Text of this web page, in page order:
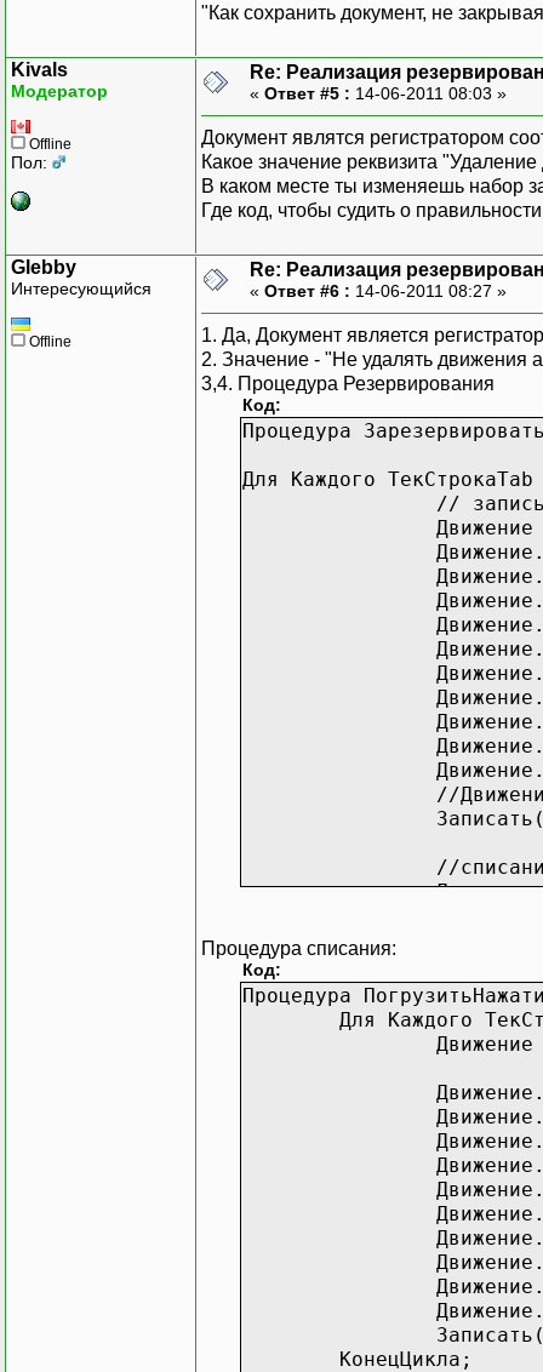
"Как сохранить документ, не
Kivals
Модератор
Offline
Пол:
Re: Реализация
« Ответ #5 : 14-06-2011 08:03 »
Документ являтся регистратором
Какое значение реквизита
В каком месте ты изменяешь набор
Где код, чтобы судить о
Glebby
Интересующийся
Offline
Re: Реализация
« Ответ #6 : 14-06-2011 08:27 »
1. Да, Документ является
2. Значение - "Не удалять движения
3,4. Процедура Резервирования
Код:
Процедура
Для Каждого
// запись
//
//
КонецЦикла;
Процедура списания:
Код:
Процедура
Для Каждого
КонецЦикла;